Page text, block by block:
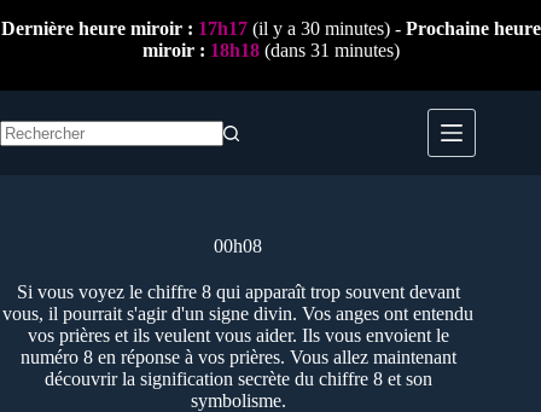
au
Dernière heure miroir : 17h17(il y a 30 minutes) - Prochaine heure
miroir : 18h18(dans 31 minutes)
00h08
Si vous voyez le chiffre 8 qui apparaît trop souvent devant
vous, il pourrait s'agir d'un signe divin. Vos anges ont entendu
vos prières et ils veulent vous aider. Ils vous envoient le
numéro 8 en réponse à vos prières. Vous allez maintenant
découvrir la signification secrète du chiffre 8 et son
symbolisme.